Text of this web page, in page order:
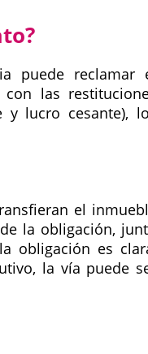
puede reclamar
las
y lucro cesante),
el
la obligación,
obligación es
la vía puede